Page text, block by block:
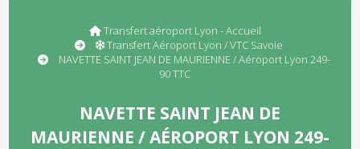
Transfert aéroport Lyon - Accueil
Transfert Aéroport Lyon / VTC Savoie
NAVETTE SAINT JEAN DE MAURIENNE / Aéroport Lyon 249-
90 TTC
NAVETTE SAINT JEAN DE
MAURIENNE / AÉROPORT LYON 249-